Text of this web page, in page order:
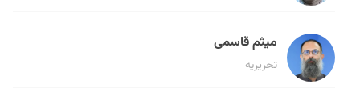
میثم قاسمی
تحریریه